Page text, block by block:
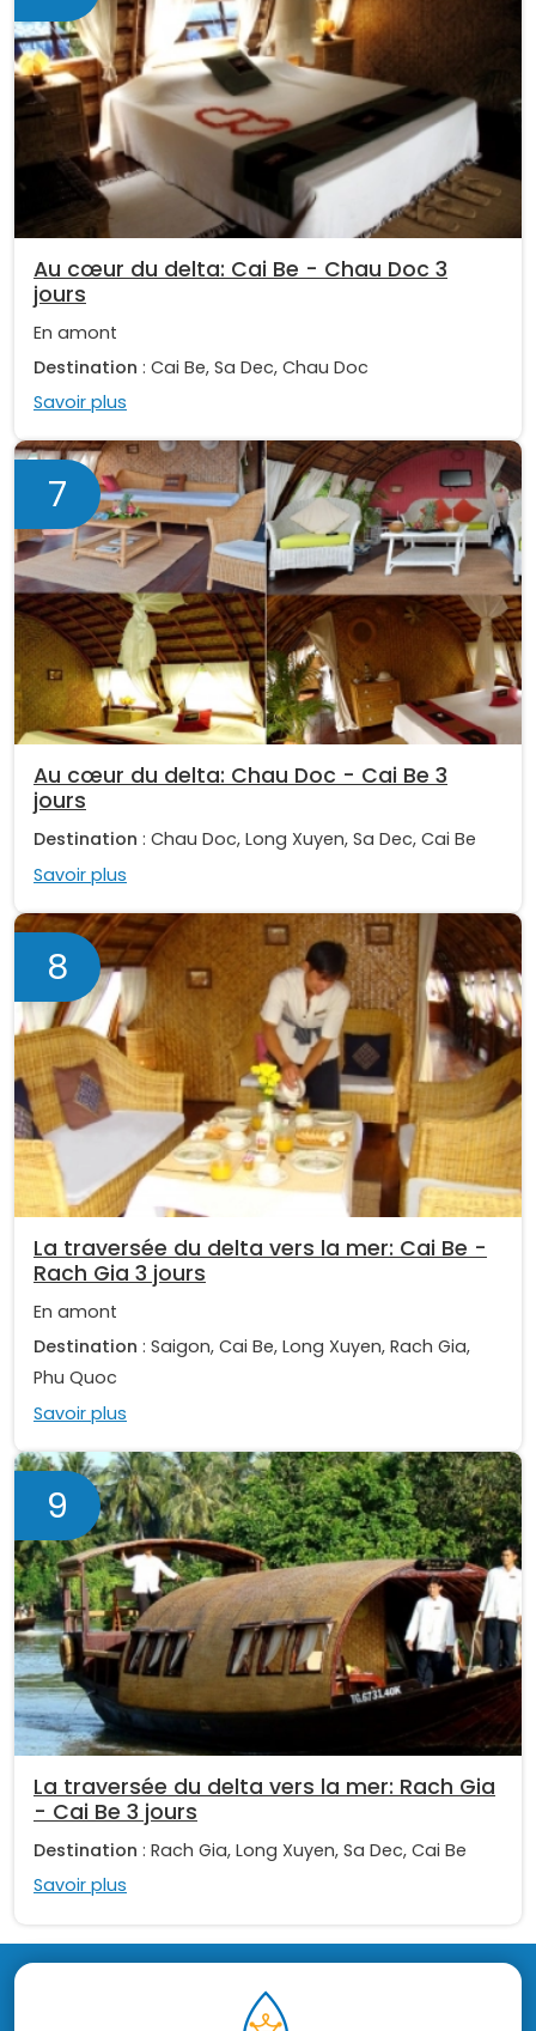
Au cœur du delta: Cai Be - Chau Doc 3
jours
En amont
Destination : Cai Be, Sa Dec, Chau Doc
Savoir plus
7
Au cœur du delta: Chau Doc - Cai Be 3
jours
Destination : Chau Doc, Long Xuyen, Sa Dec, Cai Be
Savoir plus
8
La traversée du delta vers la mer: Cai Be -
Rach Gia 3 jours
En amont
Destination : Saigon, Cai Be, Long Xuyen, Rach Gia,
Phu Quoc
Savoir plus
9
La traversée du delta vers la mer: Rach Gia
- Cai Be 3 jours
Destination : Rach Gia, Long Xuyen, Sa Dec, Cai Be
Savoir plus